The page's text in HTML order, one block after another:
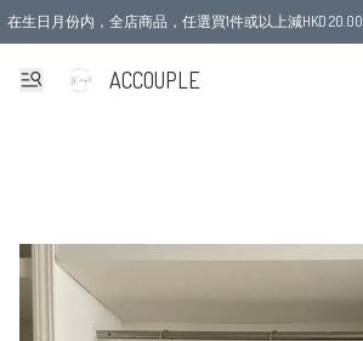
在生日月份内，全店商品，任選買1件或以上減HKD 20.00
ACCOUPLE